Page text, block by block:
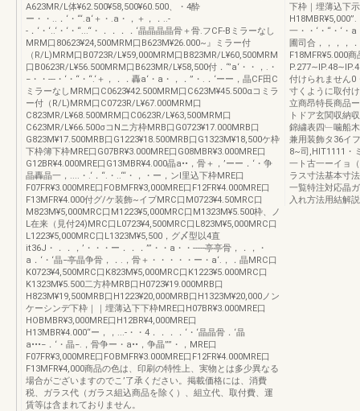
A623MR/L体¥62.500¥58,500¥60.500、・4酔
ー・・..．‘・“‘.a‘＋・.a・，＋，．..-
-．‘・‘..‘・‘・“...“・．．．．‘晶晶晶晶骨＋骨.フCF-Bミラーなし
MRM口80623¥24,500MRM口B623M¥26.000~』ミラー付
（R/L)MRM口B0723R/L¥59,000MRM口B823MR/L¥60,500MRM
口B0623R/L¥56.500MRM口B623MR/L¥58,500付．“’a‘・・，.・
−・・---・‘・“・“.‘＋，．．轟a‘・a・，．”・.．‘ーー，晶CF田C
ミラーなしMRM口C0623¥42.500MRM口C623M¥45.500αコミラ
ー付（R/L)MRM口C0723R/L¥67.000MRM口
C823MR/L¥68.500MRM口C0623R/L¥63,500MRM口
C623MR/L¥66.500σコNニ方枠MRB口G0723¥17.000MRB口
G823M¥17.500MRB口G1223¥18.500MRB口G1323M¥18,500ケ枠
下枠簿下枠MRE口G07BR¥3.000MRE口G08MBR¥3.000MRE口
G12BR¥4.000MRE口G13MBR¥4.000晶a••，骨＋，’ーー．‘・争
晶轟晶一，....・.‘．“.・..“‘・，・ー，ンI里込下枠MRE口
F07FR¥3.000MRE口FOBMFR¥3,000MRE口F12FR¥4.000MRE口
F13MFR¥4.000付グ/ケ装飾~イプMRC口M0723¥4.50MRC口
M823M¥5,000MRC口M1223¥5,000MRC口M1323M¥5.500枠、ノ
L在来（見付24)MRC口L0723¥4,500MRC口L823M¥5,000MRC口
L1223¥5,000MRC口L1323M¥5,500，グ〆型以4直
it36J・．．，’・・・ー．．．”’・・a・・-----亭亭骨，．，・
a．‘・‘晶−亭晶争骨，．.，骨＋・・・・・ー・a‘.，．晶MRC口
K0723¥4,500MRC口K823M¥5,000MRC口K1223¥5.000MRC口
K1323M¥5.500二方枠MRB口H0723¥19.000MRB口
H823M¥19,500MRB口H1223¥20,000MRB口H1323M¥20,000ノン
ケーシンデ下枠｜｜埋薄込下下枠MRE口H07BR¥3.000MRE口
HOBMBR¥3,000MRE口H12BR¥4,000MRE口
H13MBR¥4.000“ー，，...-・・4．．．．‘・‘晶晶骨．‘晶
a•••−．‘・晶−.，骨争ー・a••，争晶””・，MRE口
F07FR¥3,000MRE口FOBMFR¥3.000MRE口F12FR¥4.000MRE口
F13MFR¥4,000商品の色は、印刷の特性上、実物とは多少異なる
場合がございますのでこ’了承ください。掲載価格には、消費
税、ガラス代（ガラス組込商品を除く）、組立代、取付費、運
賃等は含まれておりません。
下枠｜埋薄込下
一・・‘・“・‘・
圃司合，，，，
F18MFR¥5.000
付けられません0
寸くように取付
立商昂特長商品
トドア玄関収納
錦繍表四﹂噛船
兼用装飾タ36イ
8~司,HlT1111・
一ト古一ーイョ
ラス寸法基本寸
一覧特注対応晶
入れ方法用結解